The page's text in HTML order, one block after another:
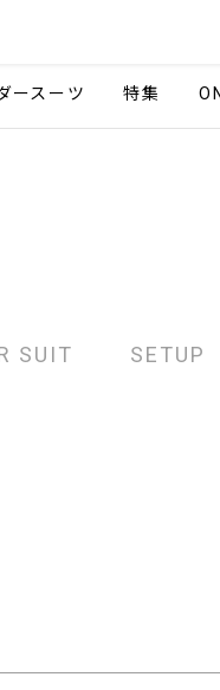
ースーツ 特集
SUIT SETUP